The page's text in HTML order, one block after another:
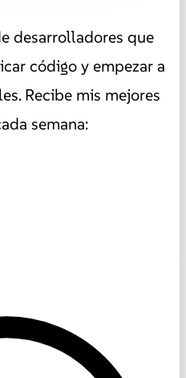
desarrolladores que
código y empezar a
Recibe mis mejores
semana: